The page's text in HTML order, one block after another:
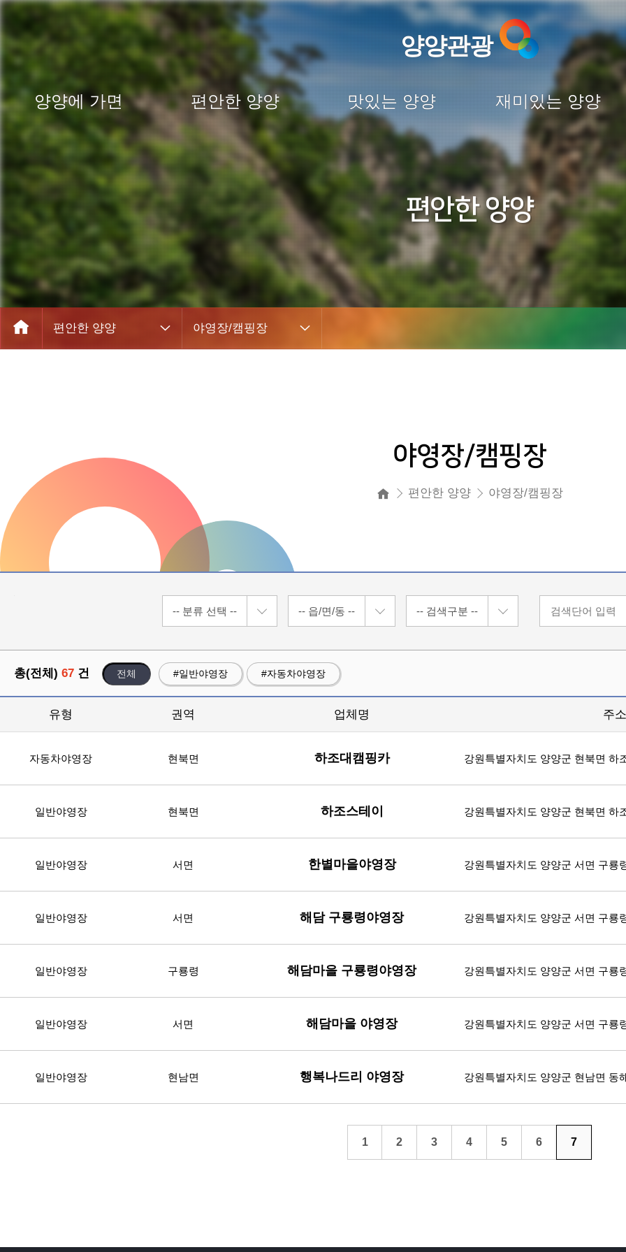
양양관광
양양에 가면 편안한 양양 맛있는 양양 재미있는 양양
편안한 양양
편안한 양양 야영장/캠핑장
야영장/캠핑장
편안한 양양 야영장/캠핑장
총(전체) 67 건 전체 #일반야영장 #자동차야영장
유형
자동차야영장
권역
현북면
업체명
하조대캠핑카
주
강원특별자치도 양양군 현북면 하
일반야영장 현북면 하조스테이 강원특별자치도 양양군 현북면 하
일반야영장 서면 한별마을야영장 강원특별자치도 양양군 서면 구룡
일반야영장 서면 해담 구룡령야영장 강원특별자치도 양양군 서면 구룡
일반야영장 구룡령 해담마을 구룡령야영장 강원특별자치도 양양군 서면 구룡
일반야영장 서면 해담마을 야영장 강원특별자치도 양양군 서면 구룡
일반야영장 현남면 행복나드리 야영장 강원특별자치도 양양군 현남면 동
1 2 3 4 5 6 7